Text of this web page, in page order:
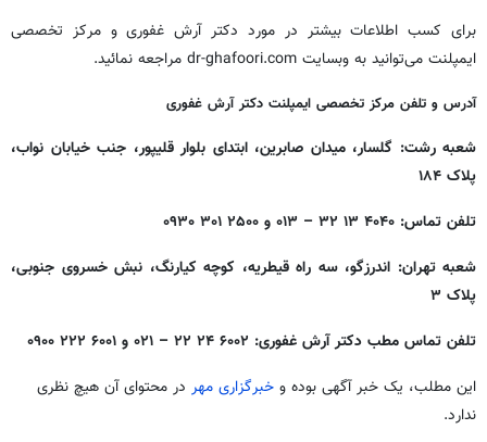
برای کسب اطلاعات بیشتر در مورد دکتر آرش غفوری و مرکز تخصصی
ایمپلنت می‌توانید به وبسایت dr-ghafoori.com مراجعه نمائید.
آدرس و تلفن مرکز تخصصی ایمپلنت دکتر آرش غفوری
شعبه رشت: گلسار، میدان صابرین، ابتدای بلوارقلیپور، جنب خیابان نواب،
پلاک ۱۸۴
تلفن تماس: ۴۰۴۰ ۱۳ ۳۲ – ۰۱۳ و ۲۵۰۰ ۳۰۱ ۰۹۳۰
شعبه تهران: اندرزگو، سه راه قیطریه، کوچه کیارنگ، نبش خسروی جنوبی،
پلاک ۳
تلفن تماس مطب دکتر آرش غفوری: ۶۰۰۲ ۲۴ ۲۲ – ۰۲۱ و ۶۰۰۱ ۲۲۲ ۰۹۰۰
این مطلب، یک خبر آگهی بوده و خبرگزاری مهر در محتوای آن هیچ نظری
ندارد.